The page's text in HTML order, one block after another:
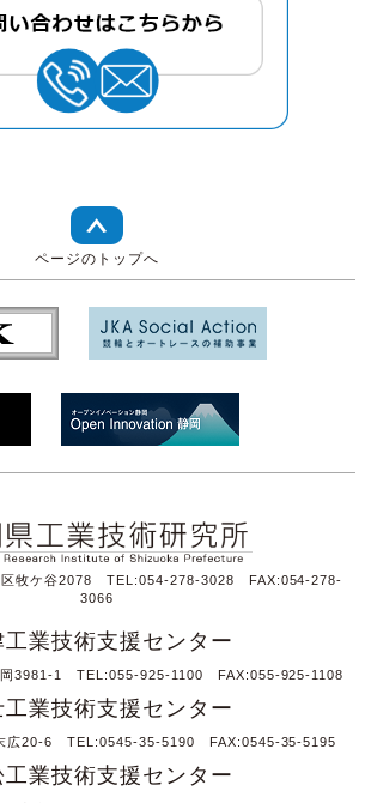
ページのトップへ
牧ケ谷2078 TEL:054-278-3028 FAX:054-278-
3066
工業技術支援センター
3981-1 TEL:055-925-1100 FAX:055-925-1108
工業技術支援センター
広20-6 TEL:0545-35-5190 FAX:0545-35-5195
工業技術支援センター